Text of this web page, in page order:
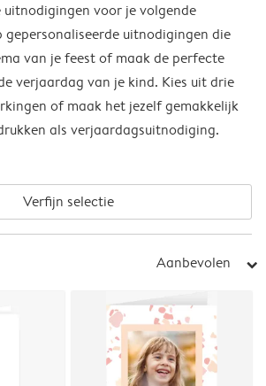
voor je volgende
uitnodigingen die
van je feest of maak de perfecte
verjaardag van je kind. Kies uit drie
of maak het jezelf gemakkelijk
als verjaardagsuitnodiging.
Verfijn selectie
Aanbevolen arrow_right